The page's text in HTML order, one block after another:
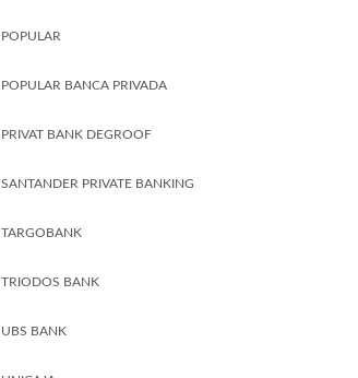
POPULAR
POPULAR BANCA PRIVADA
PRIVAT BANK DEGROOF
SANTANDER PRIVATE BANKING
TARGOBANK
TRIODOS BANK
UBS BANK